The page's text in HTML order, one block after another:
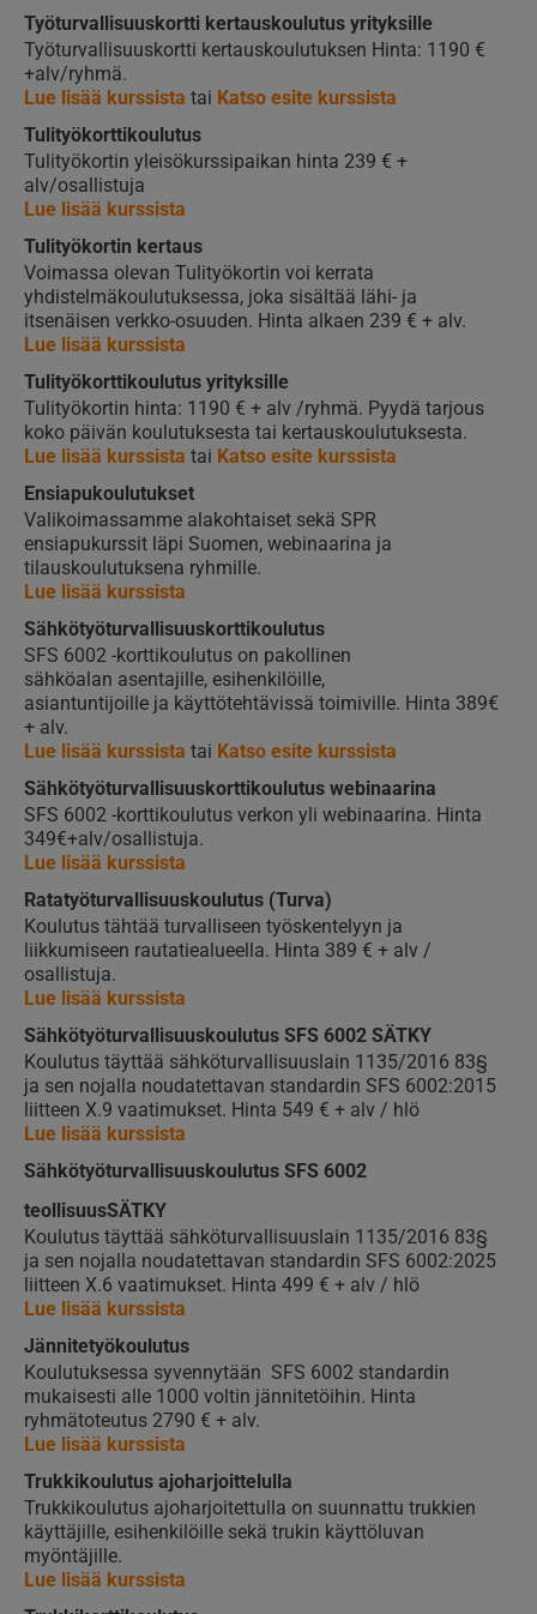
Työturvallisuuskortti kertauskoulutus yrityksille
Työturvallisuuskortti kertauskoulutuksen Hinta: 1190 €
+alv/ryhmä.
Lue lisää kurssista tai Katso esite kurssista
Tulityökorttikoulutus
Tulityökortin yleisökurssipaikan hinta 239 € +
alv/osallistuja
Lue lisää kurssista
Tulityökortin kertaus
Voimassa olevan Tulityökortin voi kerrata
yhdistelmäkoulutuksessa, joka sisältää lähi- ja
itsenäisen verkko-osuuden. Hinta alkaen 239 € + alv.
Lue lisää kurssista
Tulityökorttikoulutus yrityksille
Tulityökortin hinta: 1190 € + alv /ryhmä. Pyydä tarjous
koko päivän koulutuksesta tai kertauskoulutuksesta.
Lue lisää kurssista tai Katso esite kurssista
Ensiapukoulutukset
Valikoimassamme alakohtaiset sekä SPR
ensiapukurssit läpi Suomen, webinaarina ja
tilauskoulutuksena ryhmille.
Lue lisää kurssista
Sähkötyöturvallisuuskorttikoulutus
SFS 6002 -korttikoulutus on pakollinen
sähköalan asentajille, esihenkilöille,
asiantuntijoille ja käyttötehtävissä toimiville. Hinta 389€
+ alv.
Lue lisää kurssista tai Katso esite kurssista
Sähkötyöturvallisuus­korttikoulutus webinaarina
SFS 6002 -korttikoulutus verkon yli webinaarina. Hinta
349€+alv/osallistuja.
Lue lisää kurssista
Ratatyöturvallisuuskoulutus (Turva)
Koulutus tähtää turvalliseen työskentelyyn ja
liikkumiseen rautatiealueella. Hinta 389 € + alv /
osallistuja.
Lue lisää kurssista
Sähkötyöturvallisuuskoulutus SFS 6002 SÄTKY
Koulutus täyttää sähköturvallisuuslain 1135/2016 83§
ja sen nojalla noudatettavan standardin SFS 6002:2015
liitteen X.9 vaatimukset. Hinta 549 € + alv / hlö
Lue lisää kurssista
Sähkötyöturvallisuuskoulutus SFS 6002
teollisuusSÄTKY
Koulutus täyttää sähköturvallisuuslain 1135/2016 83§
ja sen nojalla noudatettavan standardin SFS 6002:2025
liitteen X.6 vaatimukset. Hinta 499 € + alv / hlö
Lue lisää kurssista
Jännitetyökoulutus
Koulutuksessa syvennytään SFS 6002 standardin
mukaisesti alle 1000 voltin jännitetöihin. Hinta
ryhmätoteutus 2790 € + alv.
Lue lisää kurssista
Trukkikoulutus ajoharjoittelulla
Trukkikoulutus ajoharjoitettulla on suunnattu trukkien
käyttäjille, esihenkilöille sekä trukin käyttöluvan
myöntäjille.
Lue lisää kurssista